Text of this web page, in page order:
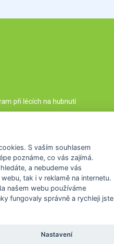
při lécích na hubnutí
. S vaším souhlasem
poznáme, co vás zajímá.
, a nebudeme vás
tak i v reklamě na internetu.
našem webu používáme
fungovaly správně a rychleji jste
Nastavení